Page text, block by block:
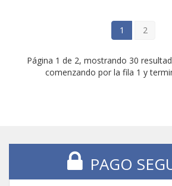
1 2
Página 1 de 2, mostrando 30
comenzando por la fila 1 y
PAGO